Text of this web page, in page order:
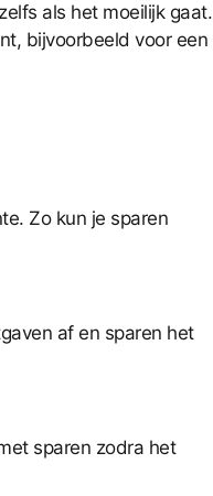
als het moeilijk gaat.
bijvoorbeeld voor een
Zo kun je sparen
af en sparen het
sparen zodra het